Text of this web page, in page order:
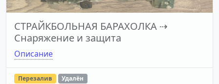
СТРАЙКБОЛЬНАЯ БАРАХОЛКА ⇢
Снаряжение и защита
Описание
Перезалив Удалён